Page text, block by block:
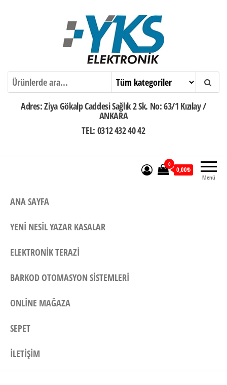
Ankara Yazar Kasa POS Servisi
Adres: Ziya Gökalp Caddesi Sağlık 2 Sk. No: 63/1 Kızılay /
ANKARA
TEL: 0312 432 40 42
Menü
0
0,00₺
ANA SAYFA
YENI NESIL YAZAR KASALAR
ELEKTRONIK TERAZI
BARKOD OTOMASYON SISTEMLERI
ONLINE MAĞAZA
SEPET
İLETIŞIM